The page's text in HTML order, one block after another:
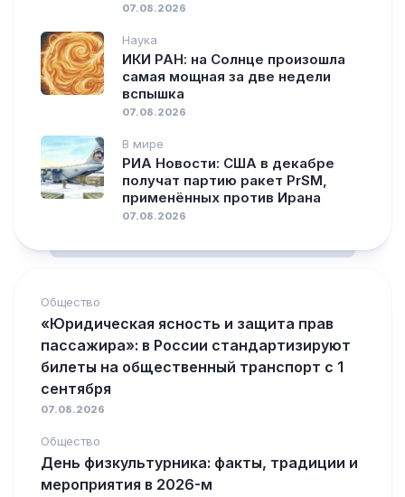
07.08.2026
Наука
ИКИ РАН: на Солнце произошла
самая мощная за две недели
вспышка
07.08.2026
В мире
РИА Новости: США в декабре
получат партию ракет PrSM,
применённых против Ирана
07.08.2026
Общество
«Юридическая ясность и защита прав
пассажира»: в России стандартизируют
билеты на общественный транспорт с 1
сентября
07.08.2026
Общество
День физкультурника: факты, традиции и
мероприятия в 2026-м